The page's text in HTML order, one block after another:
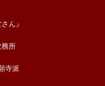
ん』
務所
寺派